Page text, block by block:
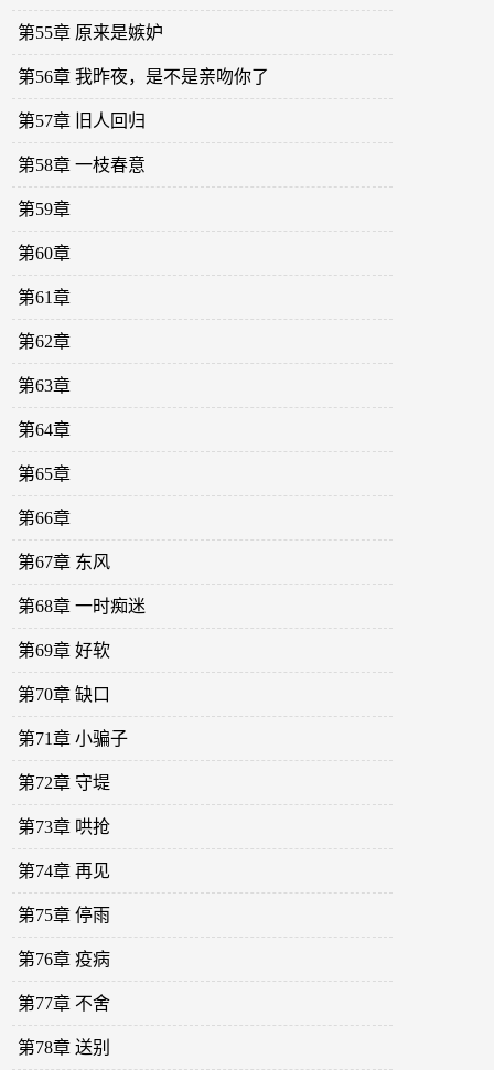
第55章 原来是嫉妒
第56章 我昨夜，是不是亲吻你了
第57章 旧人回归
第58章 一枝春意
第59章
第60章
第61章
第62章
第63章
第64章
第65章
第66章
第67章 东风
第68章 一时痴迷
第69章 好软
第70章 缺口
第71章 小骗子
第72章 守堤
第73章 哄抢
第74章 再见
第75章 停雨
第76章 疫病
第77章 不舍
第78章 送别